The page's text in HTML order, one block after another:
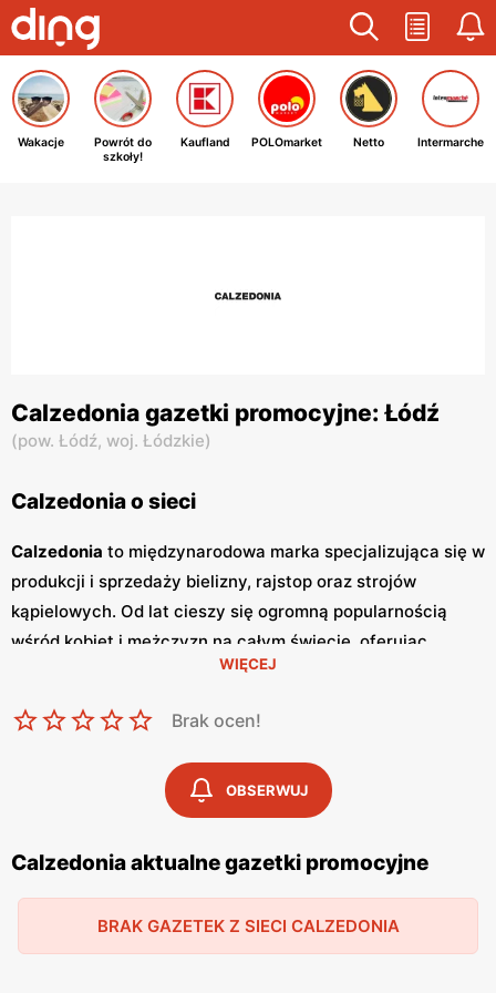
Wakacje
Powrót do
szkoły!
Kaufland POLOmarket Netto Intermarche
Calzedonia gazetki promocyjne: Łódź
(pow. Łódź, woj. Łódzkie)
Calzedonia o sieci
Calzedonia to międzynarodowa marka specjalizująca się w
produkcji i sprzedaży bielizny, rajstop oraz strojów
kąpielowych. Od lat cieszy się ogromną popularnością
wśród kobiet i mężczyzn na całym świecie, oferując
produkty wysokiej jakości w atrakcyjnych
częste
promocje, które pozwalają na zakup ekskluzywnej
bielizny i odzieży w korzystnych cenach. Jednym z
kluczowych elementów strategii marketingowej
są regularnie wydawanegazetki promocyjne
Gazetki
te prezentują najnowsze kolekcje, specjalne
oferty oraz sezonowe wyprzedaże, dzięki czemu klienci
okazji cenowych. Są one dostępne zarówno w formie
WIĘCEJ
Brak ocen!
OBSERWUJ
Calzedonia aktualne gazetki promocyjne
BRAK GAZETEK Z SIECI CALZEDONIA